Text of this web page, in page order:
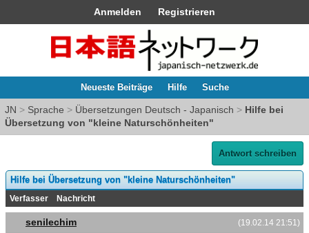
Anmelden Registrieren
Neueste Beiträge Hilfe Suche
JN > Sprache > Übersetzungen Deutsch - Japanisch > Hilfe bei
Übersetzung von "kleine Naturschönheiten"
Antwort schreiben
Hilfe bei Übersetzung von "kleine Naturschönheiten"
Verfasser Nachricht
(19.02.14 21:51)
senilechim